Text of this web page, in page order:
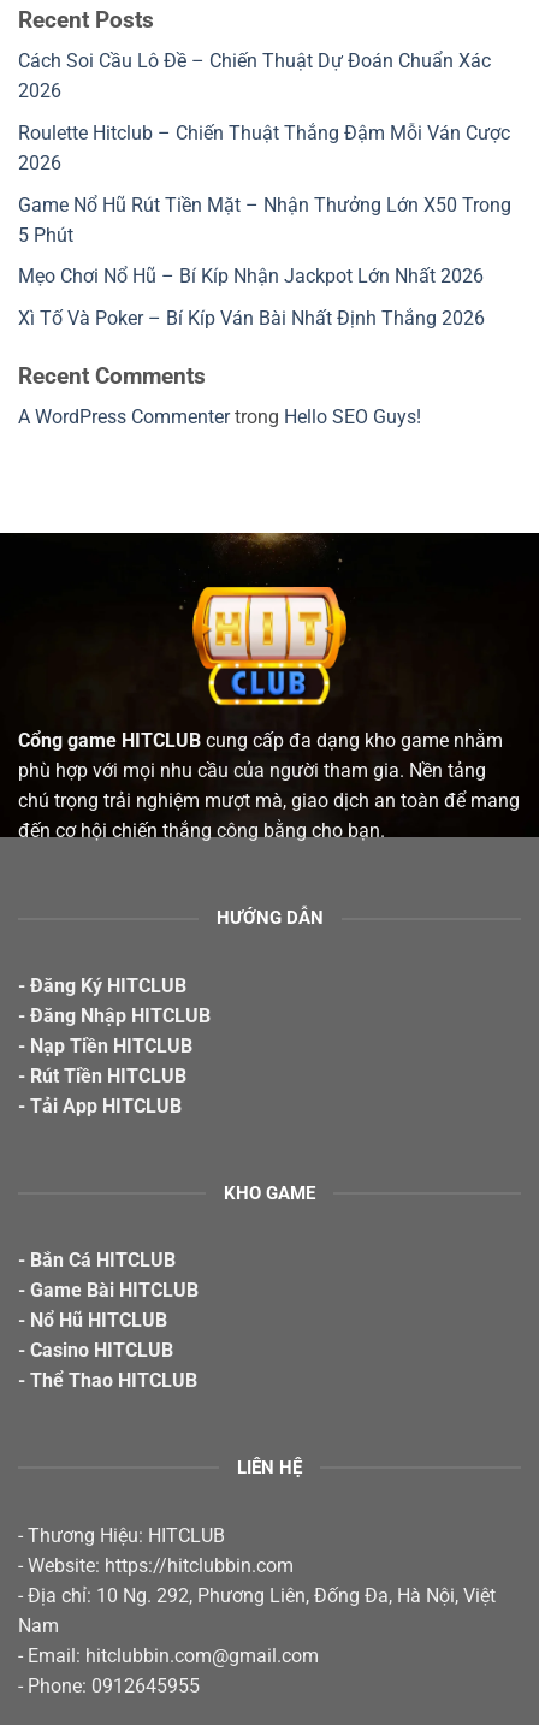
Recent Posts
Cách Soi Cầu Lô Đề – Chiến Thuật Dự Đoán Chuẩn Xác
2026
Roulette Hitclub – Chiến Thuật Thắng Đậm Mỗi Ván Cược
2026
Game Nổ Hũ Rút Tiền Mặt – Nhận Thưởng Lớn X50 Trong
5 Phút
Mẹo Chơi Nổ Hũ – Bí Kíp Nhận Jackpot Lớn Nhất 2026
Xì Tố Và Poker – Bí Kíp Ván Bài Nhất Định Thắng 2026
Recent Comments
A WordPress Commentertrong Hello SEO Guys!
Cổng game HITCLUB cung cấp đa dạng kho game nhằm
phù hợp với mọi nhu cầu của người tham gia. Nền tảng
chú trọng trải nghiệm mượt mà, giao dịch an toàn để mang
đến cơ hội chiến thắng công bằng cho bạn.
HƯỚNG DẪN
- Đăng Ký HITCLUB
- Đăng Nhập HITCLUB
- Nạp Tiền HITCLUB
- Rút Tiền HITCLUB
- Tải App HITCLUB
KHO GAME
- Bắn Cá HITCLUB
- Game Bài HITCLUB
- Nổ Hũ HITCLUB
- Casino HITCLUB
- Thể Thao HITCLUB
LIÊN HỆ
- Thương Hiệu: HITCLUB
- Website: https://hitclubbin.com
- Địa chỉ: 10 Ng. 292, Phương Liên, Đống Đa, Hà Nội, Việt
Nam
- Email: hitclubbin.com@gmail.com
- Phone: 0912645955